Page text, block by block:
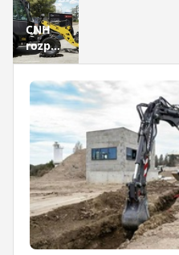
CNH
rozpoczyna
produkcję
elektrycznych
ładowarek
kołowych